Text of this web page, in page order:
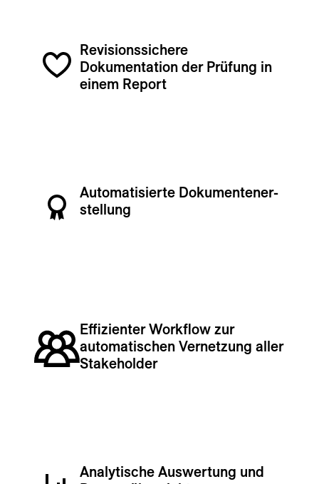
Revisionssichere
Dokumentation der Prüfung in
einem Report
Automatisierte Dokumenten­er­
stellung
Effizienter Workflow zur
automatischen Vernetzung aller
Stakeholder
Analytische Auswertung und